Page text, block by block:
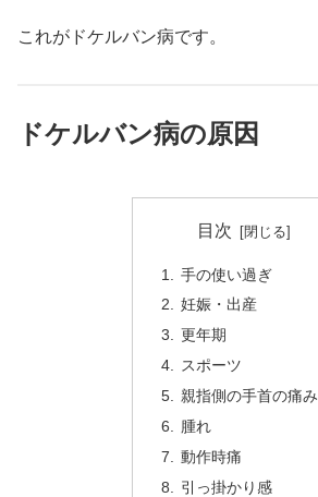
これがドケルバン病です。
ドケルバン病の原因
目次
手の使い過ぎ
妊娠・出産
更年期
スポーツ
親指側の手首の痛み
腫れ
動作時痛
引っ掛かり感